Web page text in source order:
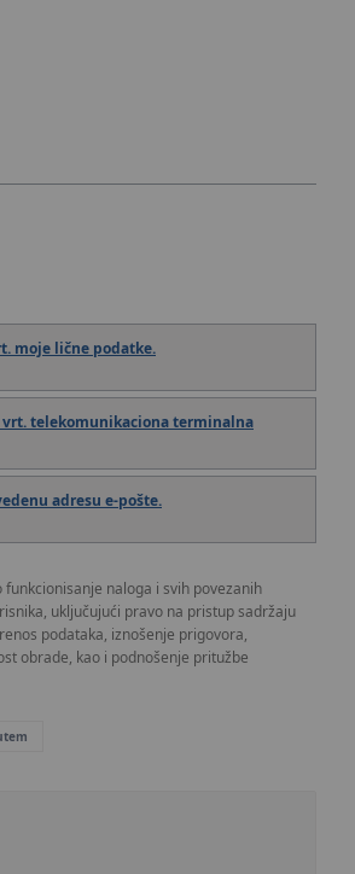
moje lične podatke.
vrt. telekomunikaciona terminalna
adresu e-pošte.
naloga i svih povezanih
uključujući pravo na pristup sadržaju
podataka, iznošenje prigovora,
obrade, kao i podnošenje pritužbe